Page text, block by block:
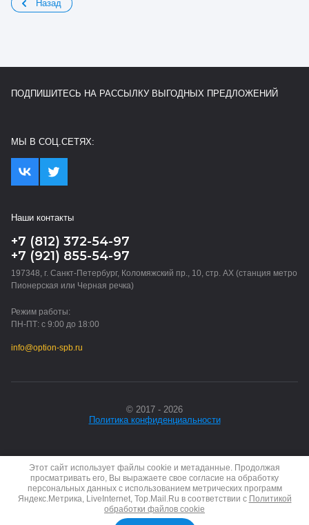
Назад
ПОДПИШИТЕСЬ НА РАССЫЛКУ ВЫГОДНЫХ ПРЕДЛОЖЕНИЙ
МЫ В СОЦ.СЕТЯХ:
Наши контакты
+7 (812) 372-54-97
+7 (921) 855-54-97
197348, г. Санкт-Петербург, Коломяжский пр., 10, стр. АХ (станция метро
Пионерская или Черная речка)
Режим работы:
ПН-ПТ: с 9:00 до 18:00
info@option-spb.ru
© 2017 - 2026
Политика конфиденциальности
Этот сайт использует файлы cookie и метаданные. Продолжая
просматривать его, Вы выражаете свое согласие на обработку
персональных данных с использованием метрических программ
Яндекс.Метрика, LiveInternet, Top.Mail.Ru в соответствии с Политикой
обработки файлов cookie